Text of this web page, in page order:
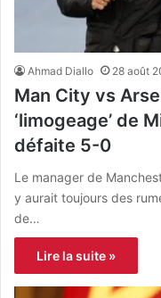
Ahmad Diallo 28 août
Man City vs
‘limogeage’ de
défaite 5-0
Le manager de
y aurait toujours des
de…
Lire la suite »